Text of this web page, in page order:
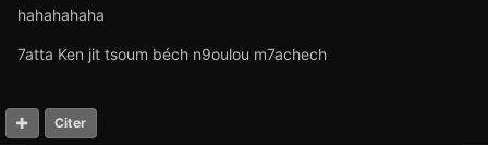
hahahahaha
7atta Ken jit tsoum béch n9oulou m7achech
Citer